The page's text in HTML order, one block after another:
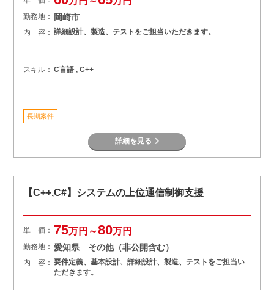
勤務地： 岡崎市
内 容： 詳細設計、製造、テストをご担当いただきます。
スキル： C言語 , C++
長期案件
詳細を見る
【C++,C#】システムの上位通信制御支援
単 価： 75万円～80万円
勤務地： 愛知県 その他（非公開含む）
内 容： 要件定義、基本設計、詳細設計、製造、テストをご担当い
ただきます。